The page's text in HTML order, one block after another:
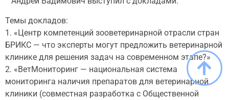
Темы докладов:
1. «Центр компетенций зооветеринарной отрасли стран
БРИКС — что эксперты могут предложить ветеринарной
клинике для решения задач на современном этапе?»
2. «ВетМониторинг — национальная система
мониторинга наличия препаратов для ветеринарной
клиники (совместная разработка с Общественной